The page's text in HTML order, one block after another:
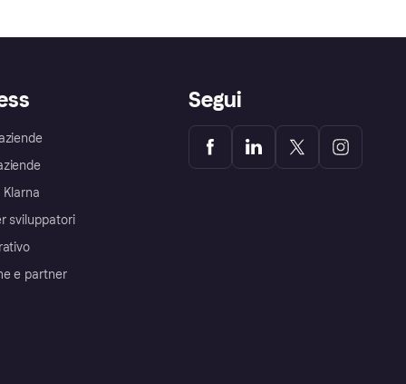
sviluppatori
e partner
Segui